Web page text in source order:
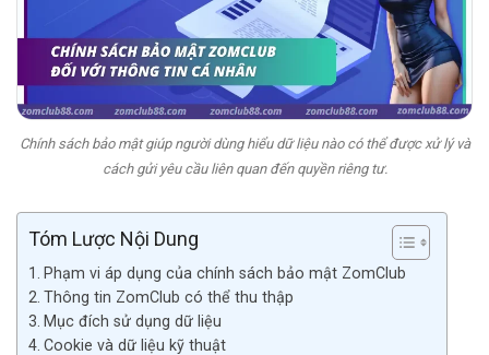
Chính sách bảo mật giúp người dùng hiểu dữ liệu nào có thể được xử lý và
cách gửi yêu cầu liên quan đến quyền riêng tư.
Tóm Lược Nội Dung
Phạm vi áp dụng của chính sách bảo mật ZomClub
Thông tin ZomClub có thể thu thập
Mục đích sử dụng dữ liệu
Cookie và dữ liệu kỹ thuật